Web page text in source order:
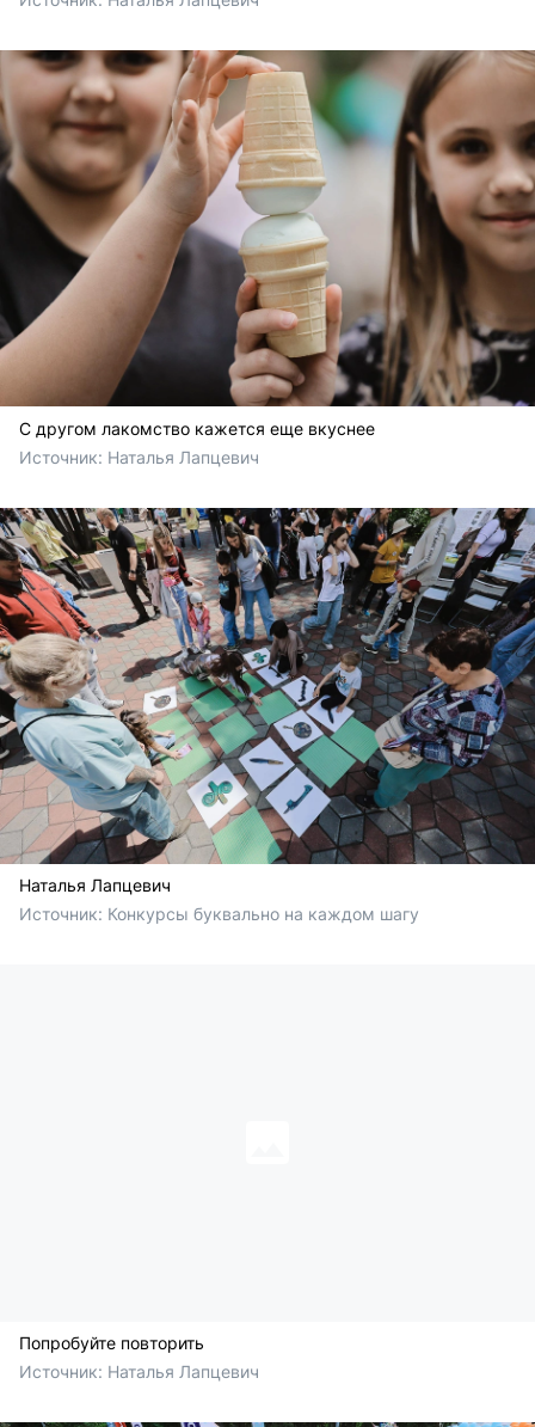
С другом лакомство кажется еще вкуснее
Источник: Наталья Лапцевич
Наталья Лапцевич
Источник: Конкурсы буквально на каждом шагу
Попробуйте повторить
Источник: Наталья Лапцевич